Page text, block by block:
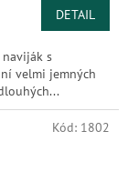
DETAIL
s
velmi jemných
Kód: 1802